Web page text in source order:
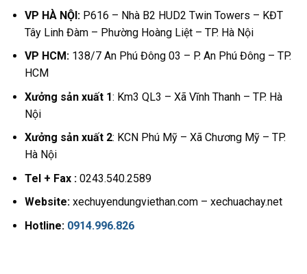
VP HÀ NỘI:P616 – Nhà B2 HUD2 Twin Towers – KĐT
Tây Linh Đàm – Phường Hoàng Liệt – TP. Hà Nội
VP HCM:138/7 An Phú Đông 03 – P. An Phú Đông – TP.
HCM
Xưởng sản xuất 1: Km3 QL3 – Xã Vĩnh Thanh – TP. Hà
Nội
Xưởng sản xuất 2: KCN Phú Mỹ – Xã Chương Mỹ – TP.
Hà Nội
Tel + Fax :0243.540.2589
Website:xechuyendungviethan.com – xechuachay.net
Hotline: 0914.996.826